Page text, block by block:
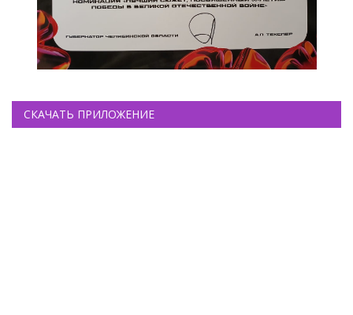
СКАЧАТЬ ПРИЛОЖЕНИЕ